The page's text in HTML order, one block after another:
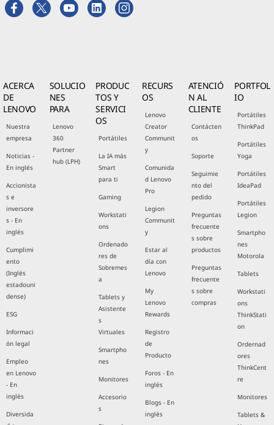
ACERCA
DE
LENOVO
Nuestra
empresa
Noticias -
En inglés
Accionista
s e
inversore
s - En
inglés
Cumplimi
ento
(Inglés
estadouni
dense)
ESG
Informaci
ón legal
Empleo
en Lenovo
- En
inglés
Diversida
SOLUCIO
NES
PARA
Lenovo
360
Partner
hub (LPH)
PRODUC
TOS Y
SERVICI
OS
Portátiles
La IA más
Smart
para ti
Gaming
Workstati
ons
Ordenado
res de
Sobremes
a
Tablets y
Asistente
s
Virtuales
Smartpho
nes
Monitores
Accesorio
s
RECURS
OS
Lenovo
Creator
Communit
y
Comunida
d Lenovo
Pro
Legion
Communit
y
Estar al
día con
Lenovo
My
Lenovo
Rewards
Registro
de
Producto
Foros - En
inglés
Blogs - En
inglés
ATENCIÓ
N AL
CLIENTE
Contácten
os
Soporte
Seguimie
nto del
pedido
Preguntas
frecuente
s sobre
productos
Preguntas
frecuente
s sobre
compras
PORTFOL
IO
Portátiles
ThinkPad
Portátiles
Yoga
Portátiles
IdeaPad
Portátiles
Legion
Smartpho
nes
Motorola
Tablets
Workstati
ons
ThinkStati
on
Ordernad
ores
ThinkCent
re
Monitores
Tablets &